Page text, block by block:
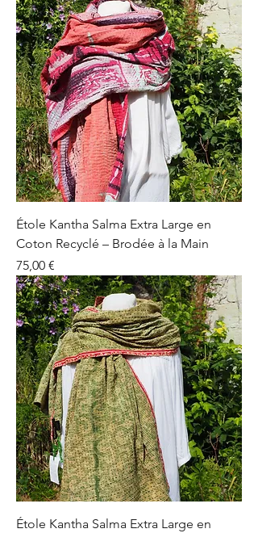
Étole Kantha Salma Extra Large en
Coton Recyclé – Brodée à la Main
Prix
75,00 €
Étole Kantha Salma Extra Large en